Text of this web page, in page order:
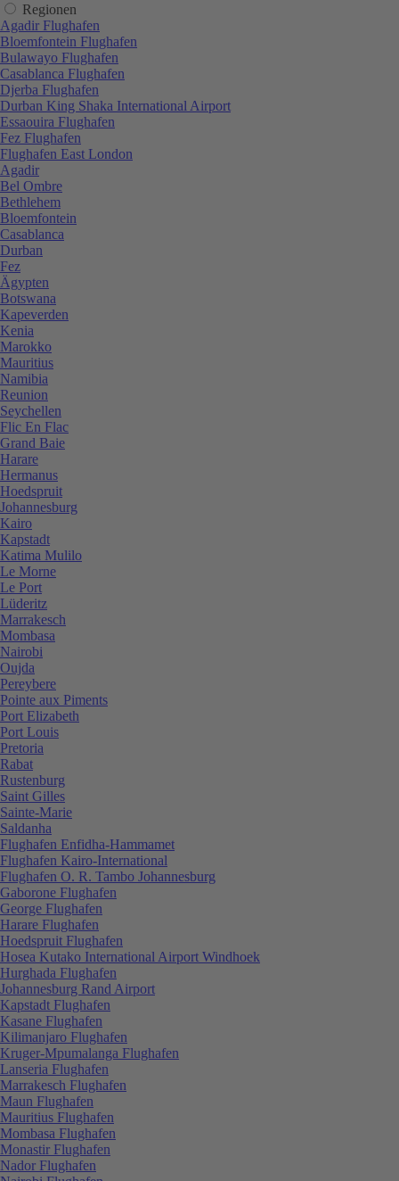
Regionen
Agadir Flughafen
Bloemfontein Flughafen
Bulawayo Flughafen
Casablanca Flughafen
Djerba Flughafen
Durban King Shaka International Airport
Essaouira Flughafen
Fez Flughafen
Flughafen East London
Agadir
Bel Ombre
Bethlehem
Bloemfontein
Casablanca
Durban
Fez
Ägypten
Botswana
Kapeverden
Kenia
Marokko
Mauritius
Namibia
Reunion
Seychellen
Flic En Flac
Grand Baie
Harare
Hermanus
Hoedspruit
Johannesburg
Kairo
Kapstadt
Katima Mulilo
Le Morne
Le Port
Lüderitz
Marrakesch
Mombasa
Nairobi
Oujda
Pereybere
Pointe aux Piments
Port Elizabeth
Port Louis
Pretoria
Rabat
Rustenburg
Saint Gilles
Sainte-Marie
Saldanha
Flughafen Enfidha-Hammamet
Flughafen Kairo-International
Flughafen O. R. Tambo Johannesburg
Gaborone Flughafen
George Flughafen
Harare Flughafen
Hoedspruit Flughafen
Hosea Kutako International Airport Windhoek
Hurghada Flughafen
Johannesburg Rand Airport
Kapstadt Flughafen
Kasane Flughafen
Kilimanjaro Flughafen
Kruger-Mpumalanga Flughafen
Lanseria Flughafen
Marrakesch Flughafen
Maun Flughafen
Mauritius Flughafen
Mombasa Flughafen
Monastir Flughafen
Nador Flughafen